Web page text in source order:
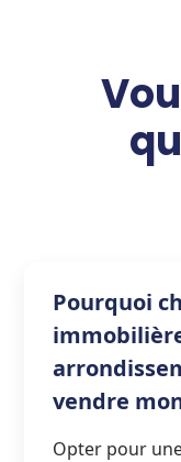
Pourquoi
vendre
Opter pour